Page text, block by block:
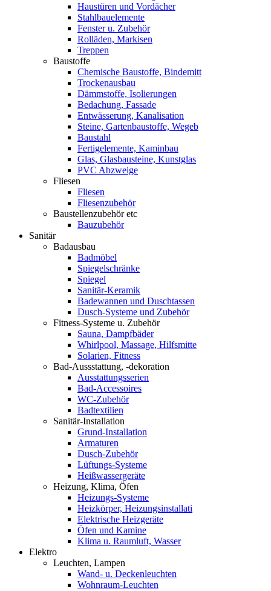
Haustüren und Vordächer
Stahlbauelemente
Fenster u. Zubehör
Rolläden, Markisen
Treppen
Baustoffe
Chemische Baustoffe, Bindemitt
Trockenausbau
Dämmstoffe, Isolierungen
Bedachung, Fassade
Entwässerung, Kanalisation
Steine, Gartenbaustoffe, Wegeb
Baustahl
Fertigelemente, Kaminbau
Glas, Glasbausteine, Kunstglas
PVC Abzweige
Fliesen
Fliesen
Fliesenzubehör
Baustellenzubehör etc
Bauzubehör
Sanitär
Badausbau
Badmöbel
Spiegelschränke
Spiegel
Sanitär-Keramik
Badewannen und Duschtassen
Dusch-Systeme und Zubehör
Fitness-Systeme u. Zubehör
Sauna, Dampfbäder
Whirlpool, Massage, Hilfsmitte
Solarien, Fitness
Bad-Aussstattung, -dekoration
Ausstattungsserien
Bad-Accessoires
WC-Zubehör
Badtextilien
Sanitär-Installation
Grund-Installation
Armaturen
Dusch-Zubehör
Lüftungs-Systeme
Heißwassergeräte
Heizung, Klima, Öfen
Heizungs-Systeme
Heizkörper, Heizungsinstallati
Elektrische Heizgeräte
Öfen und Kamine
Klima u. Raumluft, Wasser
Elektro
Leuchten, Lampen
Wand- u. Deckenleuchten
Wohnraum-Leuchten